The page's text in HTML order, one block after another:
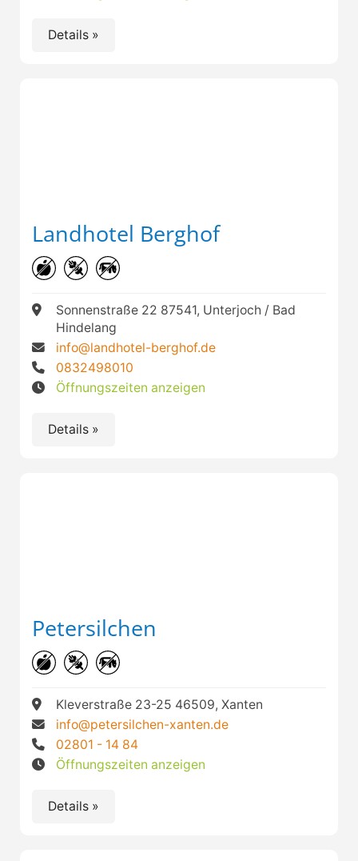
Details »
Landhotel Berghof
Sonnenstraße 22 87541, Unterjoch / Bad
Hindelang
info@landhotel-berghof.de
0832498010
Öffnungszeiten anzeigen
Details »
Petersilchen
Kleverstraße 23-25 46509, Xanten
info@petersilchen-xanten.de
02801 - 14 84
Öffnungszeiten anzeigen
Details »